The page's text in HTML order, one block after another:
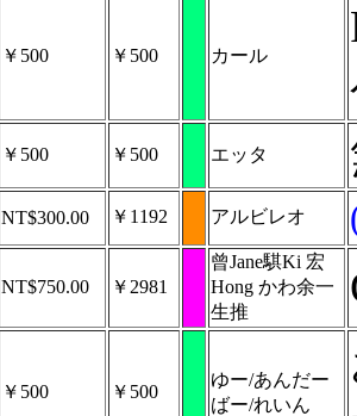
￥500 ￥500 カール
￥500 ￥500 エッタ
NT$300.00 ￥1192 アルビレオ
NT$750.00 ￥2981
曾Jane騏Ki 宏
Hong かわ余一
生推
￥500 ￥500
ゆー/あんだー
ばー/れいん